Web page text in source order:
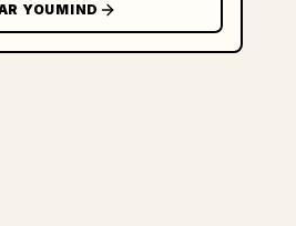
YOUMIND